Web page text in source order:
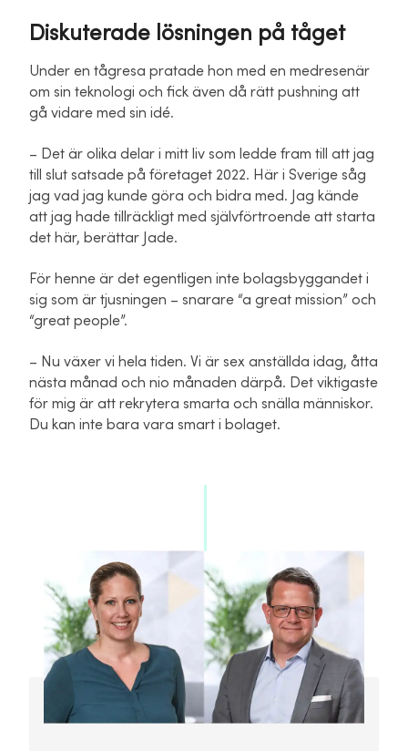
Diskuterade lösningen på tåget
Under en tågresa pratade hon med en medresenär
om sin teknologi och fick även då rätt pushning att
gå vidare med sin idé.
– Det är olika delar i mitt liv som ledde fram till att jag
till slut satsade på företaget 2022. Här i Sverige såg
jag vad jag kunde göra och bidra med. Jag kände
att jag hade tillräckligt med självförtroende att starta
det här, berättar Jade.
För henne är det egentligen inte bolagsbyggandet i
sig som är tjusningen – snarare “a great mission” och
“great people”.
– Nu växer vi hela tiden. Vi är sex anställda idag, åtta
nästa månad och nio månaden därpå. Det viktigaste
för mig är att rekrytera smarta och snälla människor.
Du kan inte bara vara smart i bolaget.